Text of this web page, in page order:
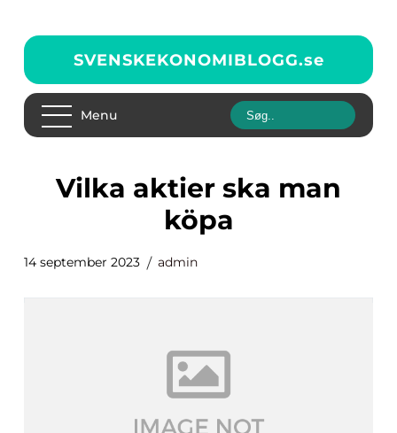
SVENSKEKONOMIBLOGG.se
Menu
vilka aktier ska man
köpa
14 september 2023 admin